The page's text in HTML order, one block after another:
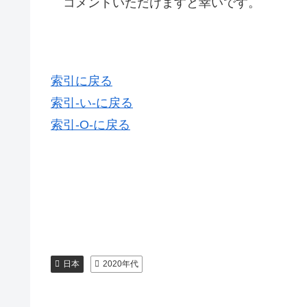
索引に戻る
索引-い-に戻る
索引-O-に戻る
日本 2020年代